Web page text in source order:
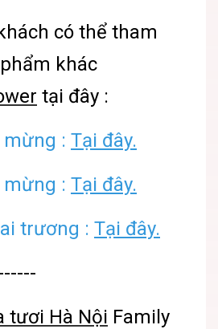
có thể tham
khác
tại đây :
mừng : Tại đây.
mừng : Tại đây.
trương : Tại đây.
tươi Hà Nội Family